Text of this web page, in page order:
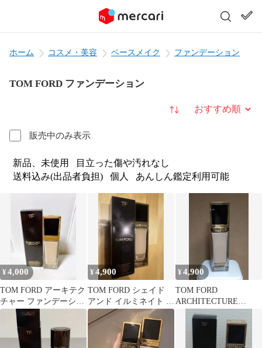
ホーム コスメ・美容 ベースメイク ファンデーション
TOM FORD ファンデーション
販売中のみ表示
並び替え
新品、未使用
目立った傷や汚れなし
送料込み(出品者負担)
個人 あんしん鑑定利用可能
¥4,000
TOM FORD アーキテク
チャー ファンデーショ
ン 2.0N
¥4,900
TOM FORD シェイド
アンド イルミネイト フ
ァンデーション 2.0
¥4,900
TOM FORD
ARCHITECTURE
RADIANCE SPF50+